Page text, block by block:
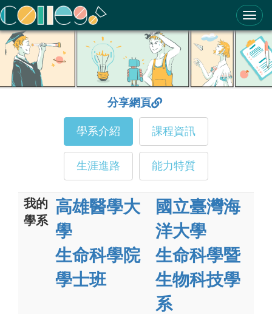
ColleGo! 大學選才與高中育才輔助系統
分享網頁
學系介紹 課程資訊
生涯進路 能力特質
我的
學系
高雄醫學大
學
生命科學院
學士班
國立臺灣海
洋大學
生命科學暨
生物科技學
系